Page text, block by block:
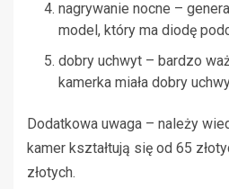
nagrywanie nocne –
model, który ma diodę
dobry uchwyt – bardzo
kamerka miała dobry
Dodatkowa uwaga – należy
kamer kształtują się od 65
złotych.